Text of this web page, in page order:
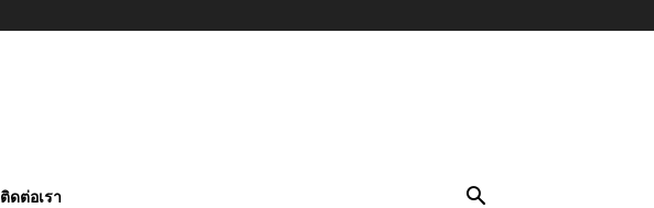
ติดต่อเรา